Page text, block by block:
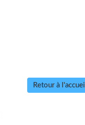
Retour à l'accueil